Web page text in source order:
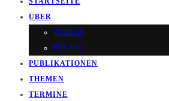
ÜBER
VIDEOS
PRESSE
PUBLIKATIONEN
THEMEN
TERMINE